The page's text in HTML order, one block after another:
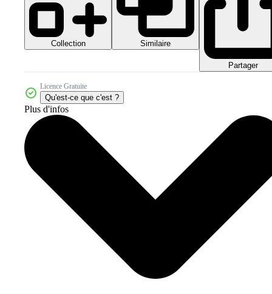
Collection Similaire
Partager
Licence Gratuite
Qu'est-ce que c'est ?
Plus d'infos